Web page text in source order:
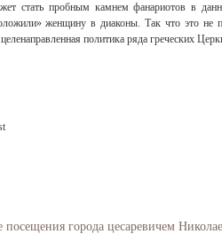
стать пробным камнем фанариотов в
женщину в диаконы. Так что это не
политика ряда греческих
города цесаревичем